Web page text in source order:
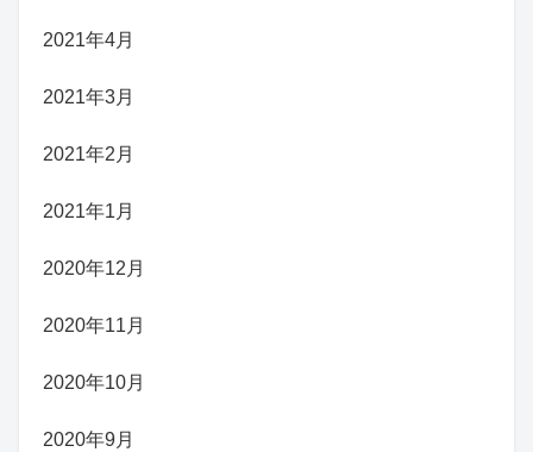
2021年4月
2021年3月
2021年2月
2021年1月
2020年12月
2020年11月
2020年10月
2020年9月